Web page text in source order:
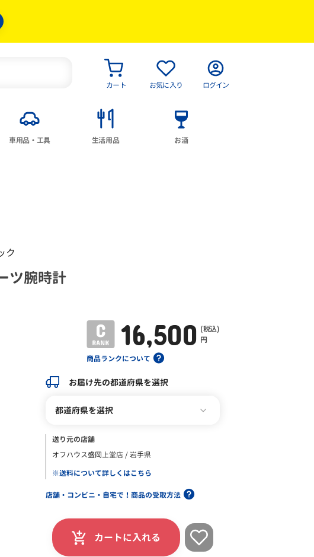
カート お気に入り ログイン
車用品・工具 生活用品 お酒
ク
ツ腕時計
商品ランクについて
16,500 (税込)
円
お届け先の都道府県を選択
都道府県を選択
送り元の店舗
オフハウス盛岡上堂店 / 岩手県
※送料について詳しくはこちら
店舗・コンビニ・自宅で！商品の受取方法
カートに入れる